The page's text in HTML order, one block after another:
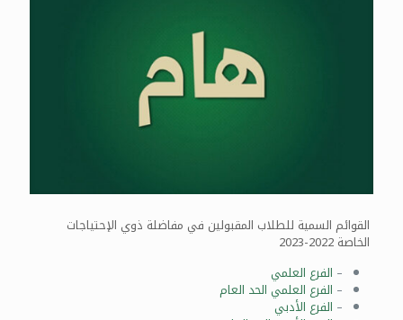
القوائم السمية للطلاب المقبولين في مفاضلة ذوي الإحتياجات
الخاصة 2022-2023
– الفرع العلمي
– الفرع العلمي الحد العام
– الفرع الأدبي